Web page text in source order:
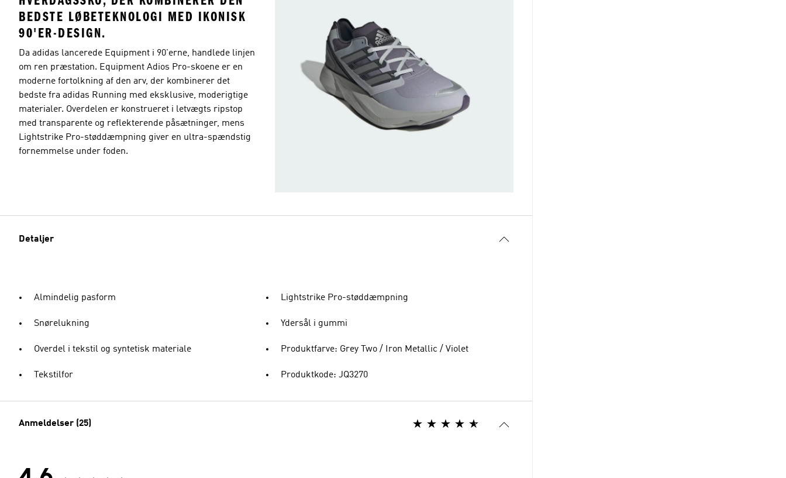
BEDSTE LØBETEKNOLOGI MED IKONISK
90'ER-DESIGN.
Da adidas lancerede Equipment i 90'erne, handlede linjen
om ren præstation. Equipment Adios Pro-skoene er en
moderne fortolkning af den arv, der kombinerer det
bedste fra adidas Running med eksklusive, moderigtige
materialer. Overdelen er konstrueret i letvægts ripstop
med transparente og reflekterende påsætninger, mens
Lightstrike Pro-støddæmpning giver en ultra-spændstig
fornemmelse under foden.
Detaljer
Almindelig pasform
Snørelukning
Overdel i tekstil og syntetisk materiale
Tekstilfor
Lightstrike Pro-støddæmpning
Ydersål i gummi
Produktfarve: Grey Two / Iron Metallic / Violet
Produktkode: JQ3270
Anmeldelser (25)